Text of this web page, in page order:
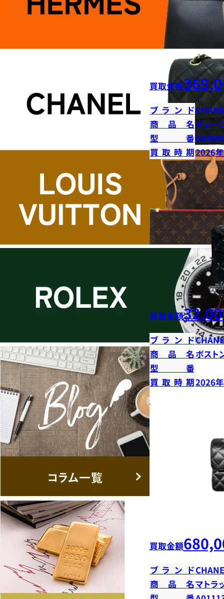
買取金額
ブランド
商品名チェー
型番
買取時期2026
買取金額
ブランド
商品名ボスト
型番
買取時期2026
買取金額
ブランド
商品名マトラ